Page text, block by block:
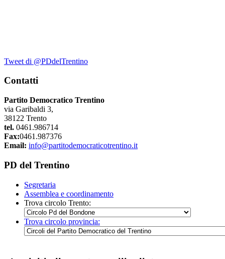
Tweet di @PDdelTrentino
Contatti
Partito Democratico Trentino
via Garibaldi 3,
38122 Trento
tel. 0461.986714
Fax:0461.987376
Email: info@partitodemocraticotrentino.it
PD del Trentino
Segretaria
Assemblea e coordinamento
Trova circolo Trento:
Trova circolo provincia: